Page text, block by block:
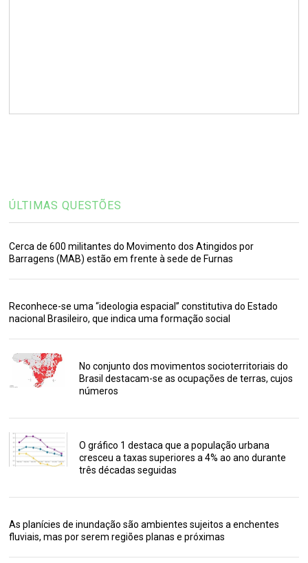
ÚLTIMAS QUESTÕES
Cerca de 600 militantes do Movimento dos Atingidos por
Barragens (MAB) estão em frente à sede de Furnas
Reconhece-se uma “ideologia espacial” constitutiva do Estado
nacional Brasileiro, que indica uma formação social
No conjunto dos movimentos socioterritoriais do
Brasil destacam-se as ocupações de terras, cujos
números
O gráfico 1 destaca que a população urbana
cresceu a taxas superiores a 4% ao ano durante
três décadas seguidas
As planícies de inundação são ambientes sujeitos a enchentes
fluviais, mas por serem regiões planas e próximas